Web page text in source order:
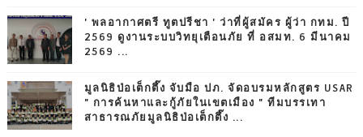
' พลอากาศตรี ทูตปรีชา ' ว่าที่ผู้สมัคร ผู้ว่า กทม. ปี
2569 ดูงานระบบวิทยุเตือนภัย ที่ อสมท. 6 มีนาคม
2569 ...
มูลนิธิป่อเต็กตึ๊ง จับมือ ปภ. จัดอบรมหลักสูตร USAR
" การค้นหาและกู้ภัยในเขตเมือง " ทีมบรรเทา
สาธารณภัยมูลนิธิป่อเต็กตึ๊ง ...